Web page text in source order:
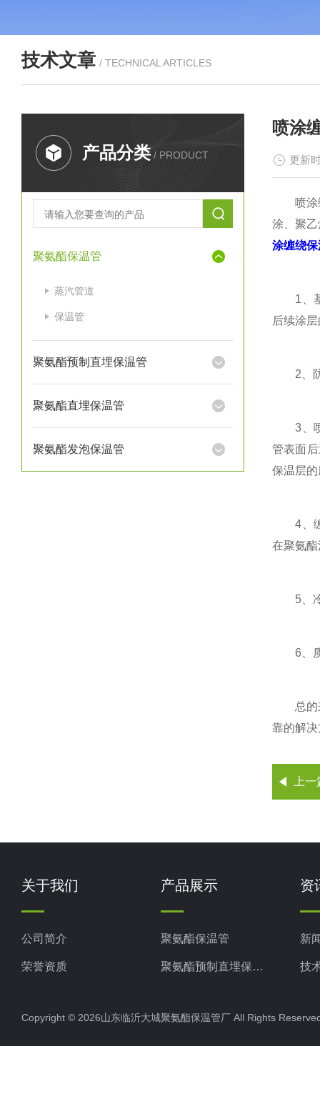
技术文章 / TECHNICAL ARTICLES
产品分类 / PRODUCT
聚氨酯保温管
蒸汽管道
保温管
聚氨酯预制直埋保温管
聚氨酯直埋保温管
聚氨酯发泡保温管
喷涂
更新
喷涂缠
涂、聚
涂缠绕
1、基
后续涂
2、防
3、喷
管表面
保温层
4、缠
在聚氨
5、冷
6、质
总的来
靠的解
上
关于我们
公司简介
荣誉资质
产品展示
聚氨酯保温管
聚氨酯预制直埋保温管
聚氨酯发泡保温管
资
新
技
Copyright © 2026山东临沂大城聚氨酯保温管厂 All Rights